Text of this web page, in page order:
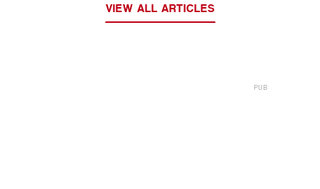
VIEW ALL ARTICLES